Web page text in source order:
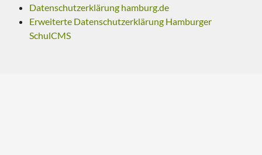
Datenschutzerklärung hamburg.de
Erweiterte Datenschutzerklärung Hamburger
SchulCMS